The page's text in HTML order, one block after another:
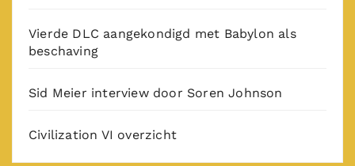
Vierde DLC aangekondigd met Babylon als
beschaving
Sid Meier interview door Soren Johnson
Civilization VI overzicht